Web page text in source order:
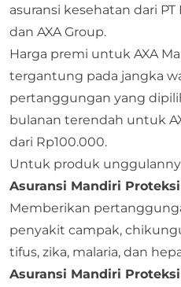
asuransi kesehatan dari
dan AXA Group.
Harga premi untuk AXA
tergantung pada jangka
pertanggungan yang
bulanan terendah untuk
dari Rp100.000.
Untuk produk
Asuransi Mandiri
Memberikan
penyakit campak,
tifus, zika, malaria, dan
Asuransi Mandiri